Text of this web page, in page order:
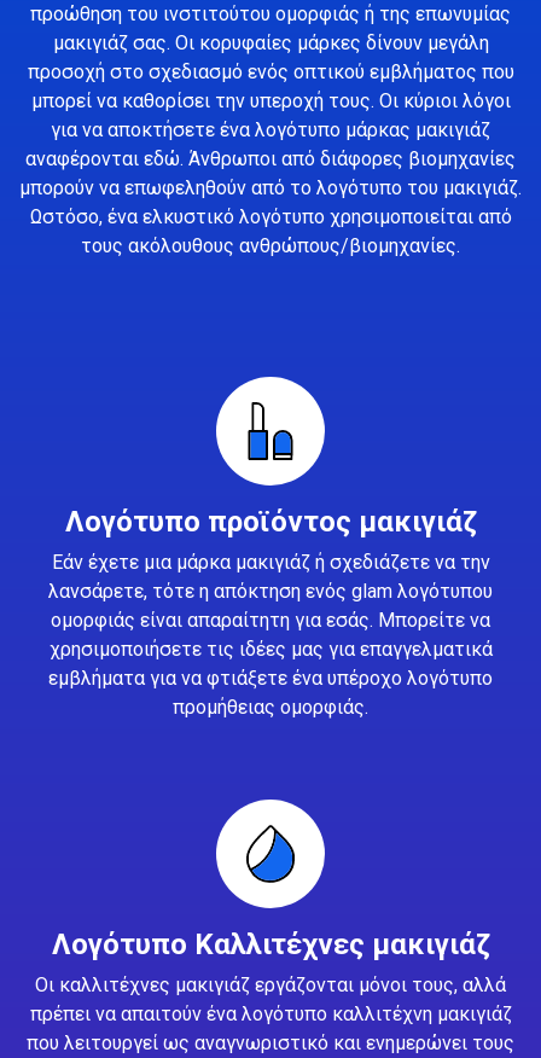
προώθηση του ινστιτούτου ομορφιάς ή της επωνυμίας
μακιγιάζ σας. Οι κορυφαίες μάρκες δίνουν μεγάλη
προσοχή στο σχεδιασμό ενός οπτικού εμβλήματος που
μπορεί να καθορίσει την υπεροχή τους. Οι κύριοι λόγοι
για να αποκτήσετε ένα λογότυπο μάρκας μακιγιάζ
αναφέρονται εδώ. Άνθρωποι από διάφορες βιομηχανίες
μπορούν να επωφεληθούν από το λογότυπο του μακιγιάζ.
Ωστόσο, ένα ελκυστικό λογότυπο χρησιμοποιείται από
τους ακόλουθους ανθρώπους/βιομηχανίες.
Λογότυπο προϊόντος μακιγιάζ
Εάν έχετε μια μάρκα μακιγιάζ ή σχεδιάζετε να την
λανσάρετε, τότε η απόκτηση ενός glam λογότυπου
ομορφιάς είναι απαραίτητη για εσάς. Μπορείτε να
χρησιμοποιήσετε τις ιδέες μας για επαγγελματικά
εμβλήματα για να φτιάξετε ένα υπέροχο λογότυπο
προμήθειας ομορφιάς.
Λογότυπο Καλλιτέχνες μακιγιάζ
Οι καλλιτέχνες μακιγιάζ εργάζονται μόνοι τους, αλλά
πρέπει να απαιτούν ένα λογότυπο καλλιτέχνη μακιγιάζ
που λειτουργεί ως αναγνωριστικό και ενημερώνει τους